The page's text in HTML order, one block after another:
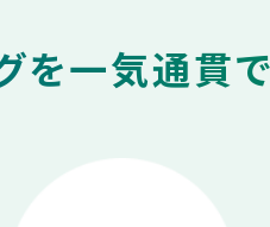
一気通貫